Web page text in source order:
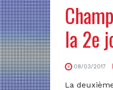
la 2e
08/03/2017
La